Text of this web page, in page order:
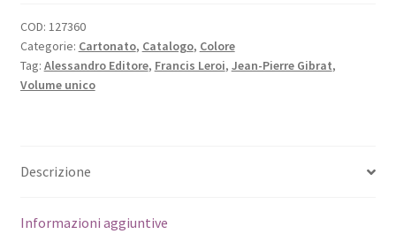
COD: 127360
Categorie: Cartonato, Catalogo, Colore
Tag: Alessandro Editore, Francis Leroi, Jean-Pierre Gibrat,
Volume unico
Descrizione
Informazioni aggiuntive